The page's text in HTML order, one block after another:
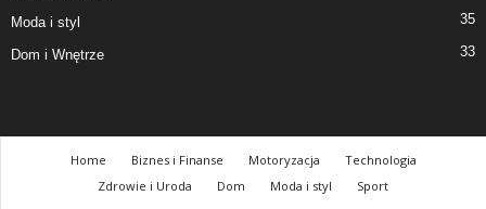
Moda i styl 35
Dom i Wnętrze 33
Home Biznes i Finanse Motoryzacja
Technologia
Zdrowie i Uroda
Dom Moda i styl Sport